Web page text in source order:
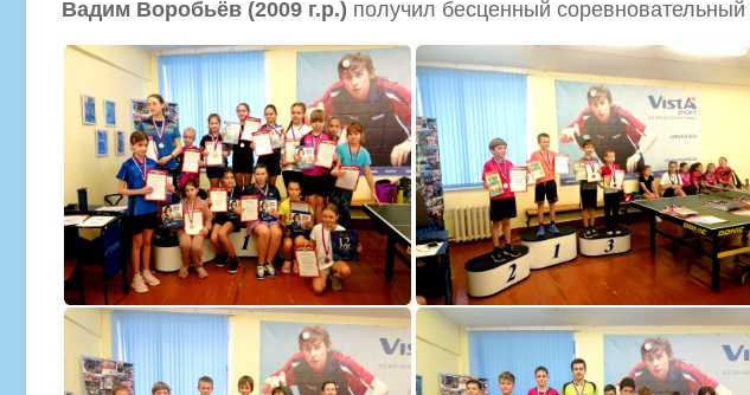
Вадим Воробьёв (2009 г.р.) получил бесценный соревновательный